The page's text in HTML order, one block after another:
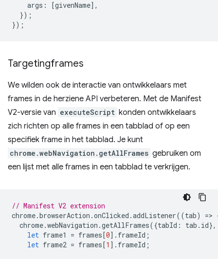
args : [givenName],
});
});
Targetingframes
We wilden ook de interactie van ontwikkelaars met
frames in de herziene API verbeteren. Met de Manifest
V2-versie van executeScript konden ontwikkelaars
zich richten op alle frames in een tabblad of op een
specifiek frame in het tabblad. Je kunt
chrome.webNavigation.getAllFrames gebruiken om
een ​​lijst met alle frames in een tabblad te verkrijgen.
// Manifest V2 extension
chrome.browserAction .onClicked .addListener((tab) =>
chrome.webNavigation .getAllFrames({tabId : tab . id},
let frame1 = frames[0]. frameId ;
let frame2 = frames[1 ]. frameId ;